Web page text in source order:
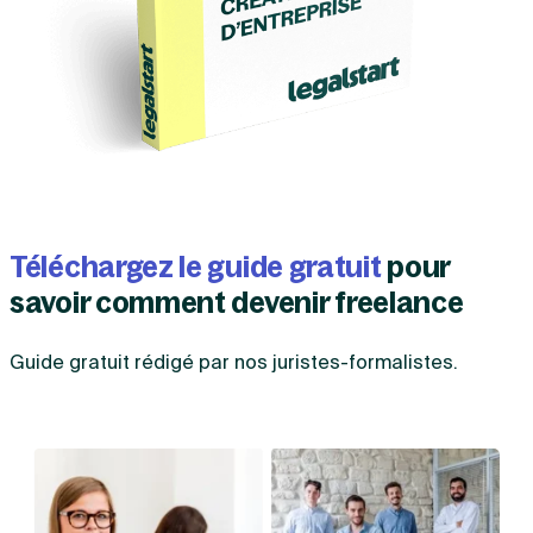
Téléchargez le guide gratuitpour
savoir comment devenir freelance
Guide gratuit rédigé par nos juristes-formalistes.